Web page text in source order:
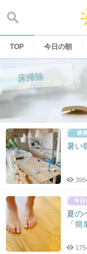
content
TOP 今日の朝
床掃除
暑い
夏の
「簡